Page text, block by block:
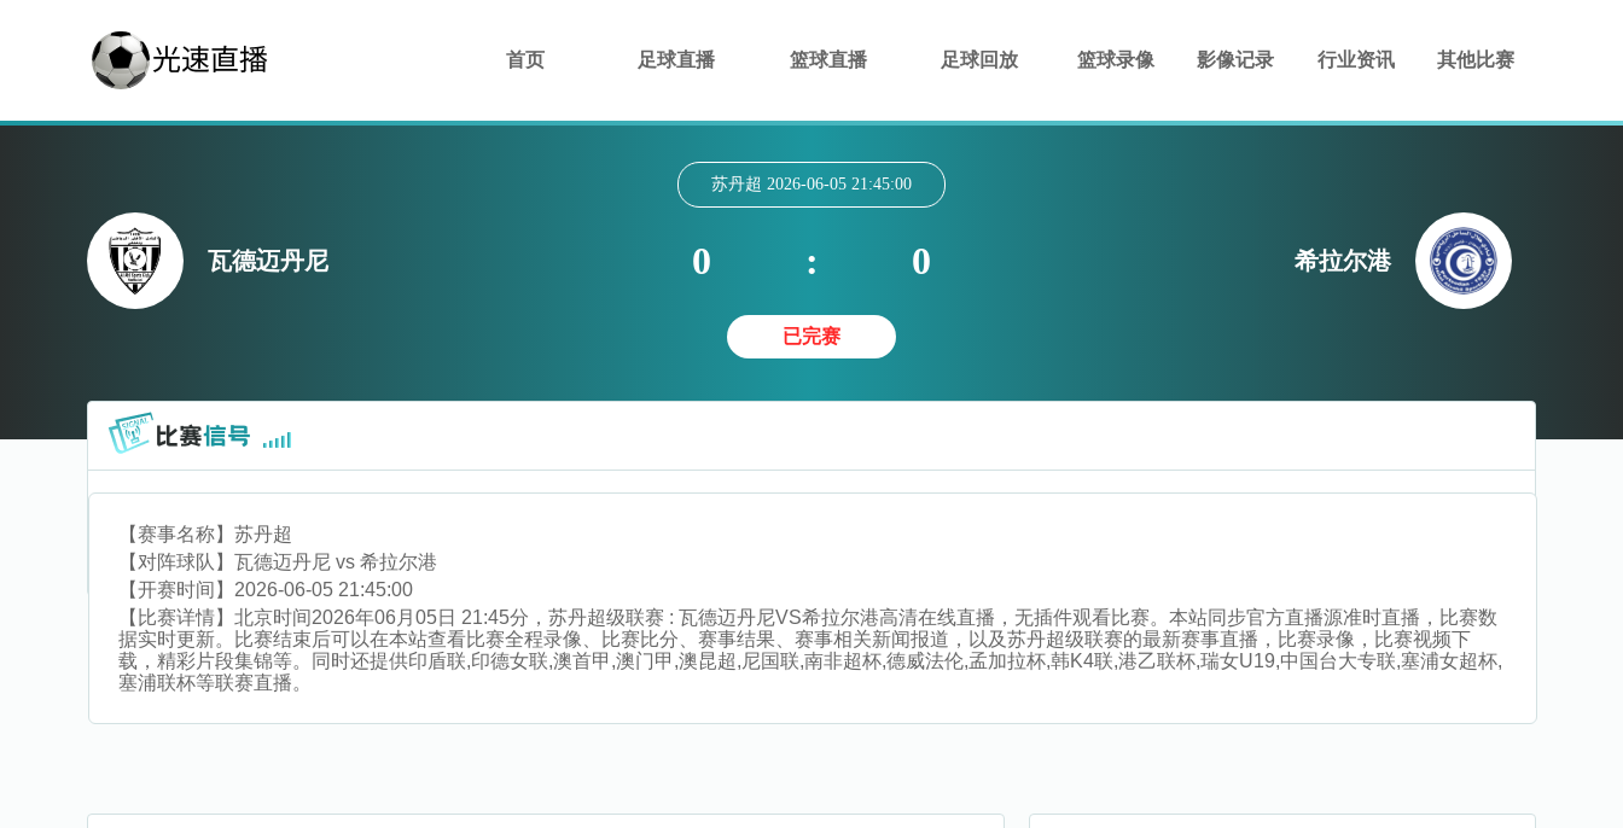
首页 足球直播 篮球直播 足球回放 篮球录像 影像记录 行业资讯 其他比赛
瓦德迈丹尼
苏丹超 2026-06-05 21:45:00
0 : 0
已完赛
希拉尔港
【赛事名称】 苏丹超
【对阵球队】 瓦德迈丹尼 vs 希拉尔港
【开赛时间】 2026-06-05 21:45:00
【比赛详情】 北京时间2026年06月05日 21:45分，苏丹超级联赛 : 瓦德迈丹尼VS希拉尔港高清在线直播，无插件观看比赛。本站同步官方直播源准时直播，比赛数
据实时更新。比赛结束后可以在本站查看比赛全程录像、比赛比分、赛事结果、赛事相关新闻报道，以及苏丹超级联赛的最新赛事直播，比赛录像，比赛视频下
载，精彩片段集锦等。同时还提供印盾联,印德女联,澳首甲,澳门甲,澳昆超,尼国联,南非超杯,德威法伦,孟加拉杯,韩K4联,港乙联杯,瑞女U19,中国台大专联,塞浦女超杯,
塞浦联杯等联赛直播。